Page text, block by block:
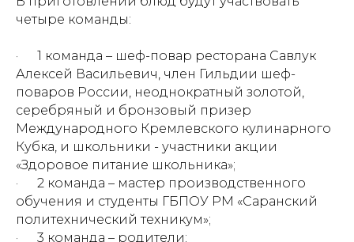
четыре команды:
· 1 команда – шеф-повар ресторана Савлук
Алексей Васильевич, член Гильдии шеф-
поваров России, неоднократный золотой,
серебряный и бронзовый призер
Международного Кремлевского кулинарного
Кубка, и школьники - участники акции
«Здоровое питание школьника»;
· 2 команда – мастер производственного
обучения и студенты ГБПОУ РМ «Саранский
политехнический техникум»;
· 3 команда – родители;